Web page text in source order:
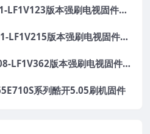
TCL电视V8-S38AT01-LF1V123版本强刷电视固件包下载
TCL电视V8-RT95001-LF1V215版本强刷电视固件包下载
TCL电视V8-0MT5508-LF1V362版本强刷电视固件包下载
系列酷开5.05刷机固件